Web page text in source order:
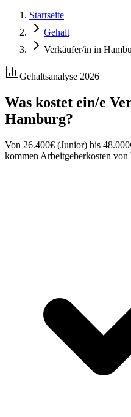
Startseite
Gehalt
Verkäufer/in in
Gehaltsanalyse 2026
Was kostet ein/e
Hamburg?
Von 26.400€ (Junior) bis 48.000
kommen Arbeitgeberkosten von